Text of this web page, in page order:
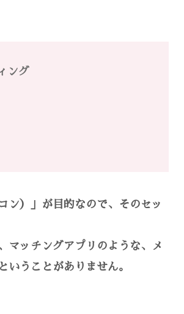
ング
ン）」が目的なので、そのセッ
マッチングアプリのような、メ
いうことがありません。